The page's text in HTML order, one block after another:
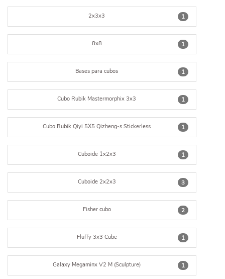
1
2x3x3
1
8x8
1
Bases para cubos
1
Cubo Rubik Mastermorphix 3x3
1
Cubo Rubik Qiyi 5X5 Qizheng-s Stickerless
1
Cuboide 1x2x3
3
Cuboide 2x2x3
2
Fisher cubo
1
Fluffy 3x3 Cube
1
Galaxy Megaminx V2 M (Sculpture)